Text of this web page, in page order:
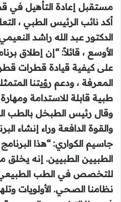
مستقبل إعادة التأهيل في
الدكتور عبد الله راشد
الأوسع ، قائلاً: “إن إطلاق
على كيفية قيادة قطرات
المعرفة ، ودعم رؤيتنا
طبية قابلة للاستدامة ومهارة
وقال رئيس الطبخل بالطب
والقوة الدافعة وراء إنشاء
جاسيم الكواري: “هذا
الطبيين الطبيين. إنه يخلق
للتخصص في الطب الطبيعي
نظامنا الصحي. الأولويات